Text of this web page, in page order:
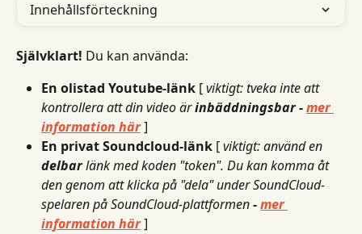
Innehållsförteckning
Självklart! Du kan använda:
En olistad Youtube-länk [ viktigt: tveka inte att
kontrollera att din video är inbäddningsbar - mer
information här ]
En privat Soundcloud-länk [ viktigt: använd en
delbar länk med koden "token". Du kan komma åt
den genom att klicka på "dela" under SoundCloud-
spelaren på SoundCloud-plattformen - mer
information här ]